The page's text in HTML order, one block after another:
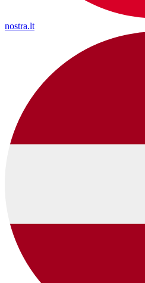
nostra.lt